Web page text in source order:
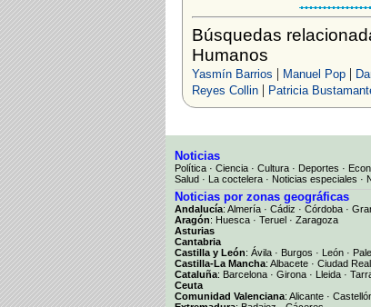
Búsquedas
Humanos
Yasmín Barrios | Manuel Pop|
Reyes Collin| Patricia
Noticias
Política · Ciencia · Cultura · Deportes ·
Salud · La coctelera · Noticias especiales ·
Noticias por zonas geográficas
Andalucía: Almería · Cádiz · Córdoba ·
Aragón: Huesca · Teruel · Zaragoza
Asturias
Cantabria
Castilla y León: Ávila · Burgos · León ·
Castilla-La Mancha: Albacete · Ciudad Real
Cataluña: Barcelona · Girona · Lleida ·
Ceuta
Comunidad Valenciana: Alicante ·